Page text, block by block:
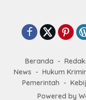
Beranda
News
Hukum
Pemerintah
Powered by